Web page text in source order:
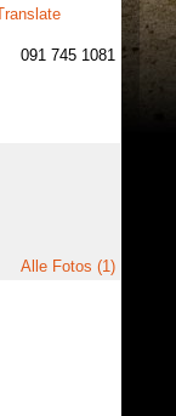
091 745 1081
Alle Fotos (1)